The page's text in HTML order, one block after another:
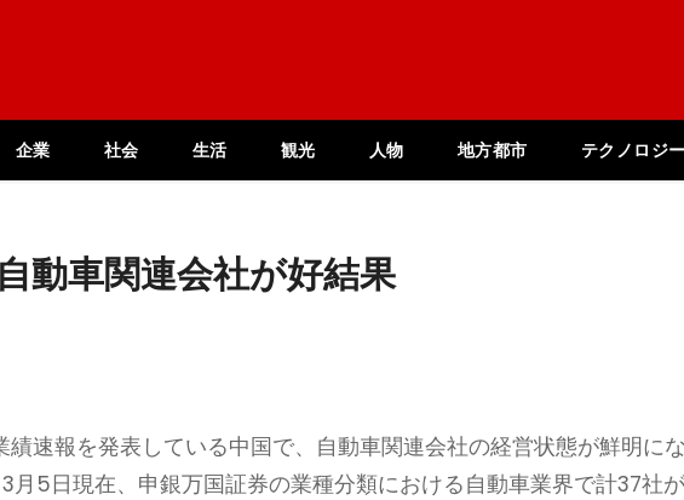
企業 社会 生活 観光 人物 地方都市 テクノロジ
動車関連会社が好結果
速報を発表している中国で、自動車関連会社の経営状態が鮮明に
月5日現在、申銀万国証券の業種分類における自動車業界で計37社